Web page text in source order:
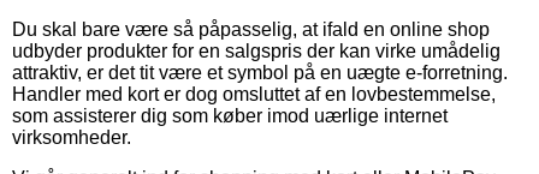
Du skal bare være så påpasselig, at ifald en online shop
udbyder produkter for en salgspris der kan virke umådelig
attraktiv, er det tit være et symbol på en uægte e-forretning.
Handler med kort er dog omsluttet af en lovbestemmelse,
som assisterer dig som køber imod uærlige internet
virksomheder.